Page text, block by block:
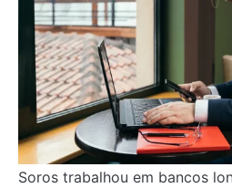
Soros trabalhou em bancos